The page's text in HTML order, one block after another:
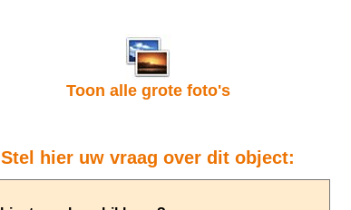
Toon alle grote foto's
Stel hier uw vraag over dit object: